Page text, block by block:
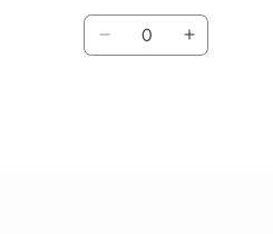
Cantidad
Reducir
Aumentar